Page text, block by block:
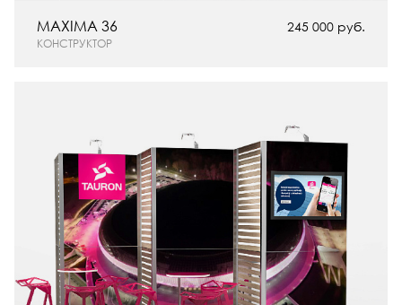
245 000 руб.
КОНСТРУКТОР
MAXIMA 36